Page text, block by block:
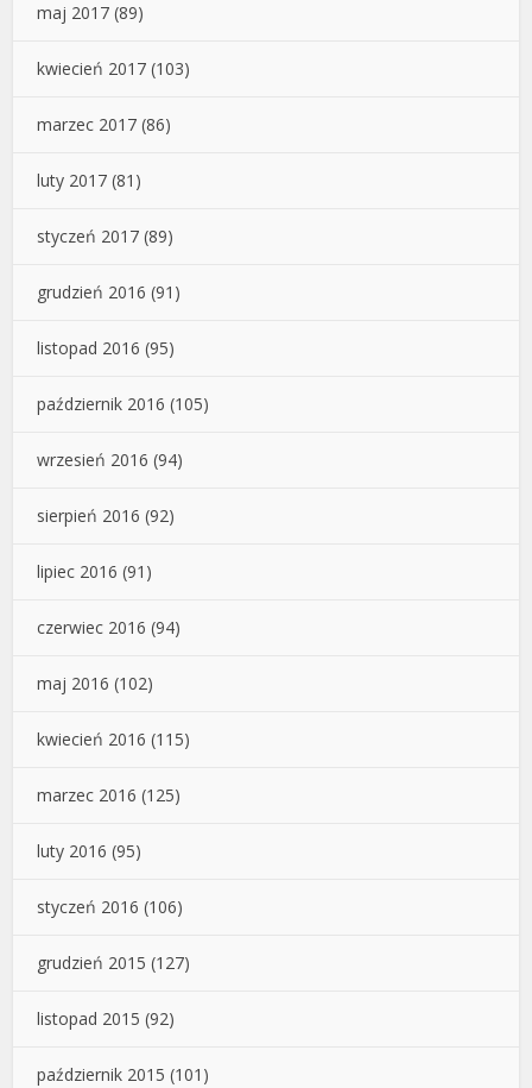
maj 2017 (89)
kwiecień 2017 (103)
marzec 2017 (86)
luty 2017 (81)
styczeń 2017 (89)
grudzień 2016 (91)
listopad 2016 (95)
październik 2016 (105)
wrzesień 2016 (94)
sierpień 2016 (92)
lipiec 2016 (91)
czerwiec 2016 (94)
maj 2016 (102)
kwiecień 2016 (115)
marzec 2016 (125)
luty 2016 (95)
styczeń 2016 (106)
grudzień 2015 (127)
listopad 2015 (92)
październik 2015 (101)